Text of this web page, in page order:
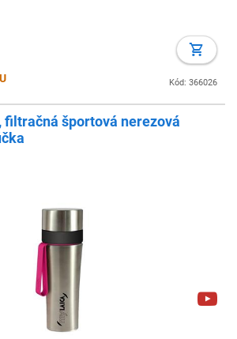
Kód: 366026
filtračná športová nerezová